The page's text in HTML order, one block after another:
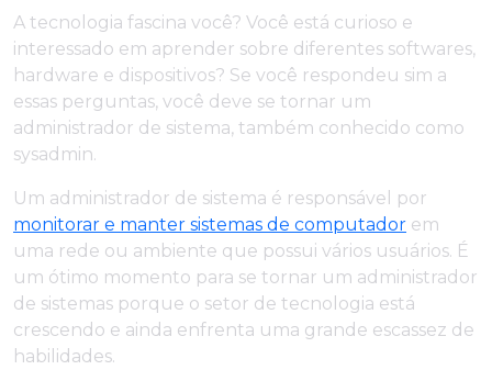
A tecnologia fascina você? Você está curioso e
interessado em aprender sobre diferentes softwares,
hardware e dispositivos? Se você respondeu sim a
essas perguntas, você deve se tornar um
administrador de sistema, também conhecido como
sysadmin.
Um administrador de sistema é responsável por
monitorar e manter sistemas de computador em
uma rede ou ambiente que possui vários usuários. É
um ótimo momento para se tornar um administrador
de sistemas porque o setor de tecnologia está
crescendo e ainda enfrenta uma grande escassez de
habilidades.